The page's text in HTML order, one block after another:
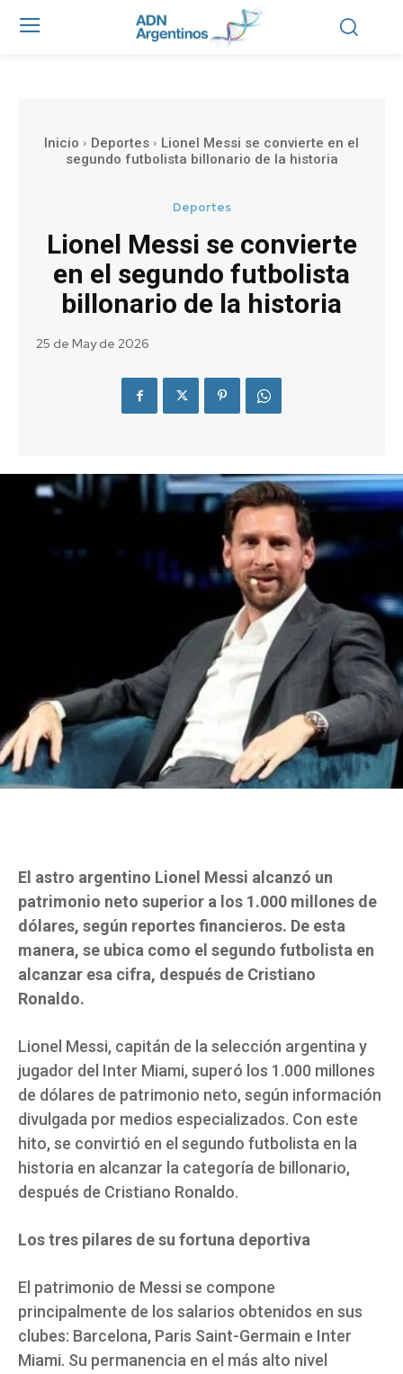
Inicio Deportes
Lionel Messi se convierte en el
segundo futbolista billonario de la historia
Deportes
Lionel Messi se convierte
en el segundo futbolista
billonario de la historia
25 de May de 2026
El astro argentino Lionel Messi alcanzó un
patrimonio neto superior a los 1.000 millones de
dólares, según reportes financieros. De esta
manera, se ubica como el segundo futbolista en
alcanzar esa cifra, después de Cristiano
Ronaldo.
Lionel Messi, capitán de la selección argentina y
jugador del Inter Miami, superó los 1.000 millones
de dólares de patrimonio neto, según información
divulgada por medios especializados. Con este
hito, se convirtió en el segundo futbolista en la
historia en alcanzar la categoría de billonario,
después de Cristiano Ronaldo.
Los tres pilares de su fortuna deportiva
El patrimonio de Messi se compone
principalmente de los salarios obtenidos en sus
clubes: Barcelona, Paris Saint-Germain e Inter
Miami. Su permanencia en el más alto nivel